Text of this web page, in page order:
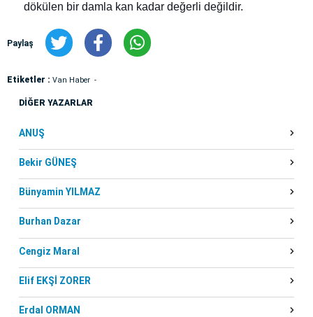
dökülen bir damla kan kadar değerli değildir.
Paylaş
Etiketler : Van Haber
DİĞER YAZARLAR
ANUŞ
Bekir GÜNEŞ
Bünyamin YILMAZ
Burhan Dazar
Cengiz Maral
Elif EKŞİ ZORER
Erdal ORMAN